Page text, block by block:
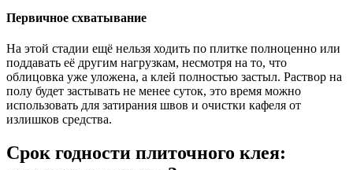
Первичное схватывание
На этой стадии ещё нельзя ходить по плитке полноценно или
поддавать её другим нагрузкам, несмотря на то, что
облицовка уже уложена, а клей полностью застыл. Раствор на
полу будет застывать не менее суток, это время можно
использовать для затирания швов и очистки кафеля от
излишков средства.
Срок годности плиточного клея: